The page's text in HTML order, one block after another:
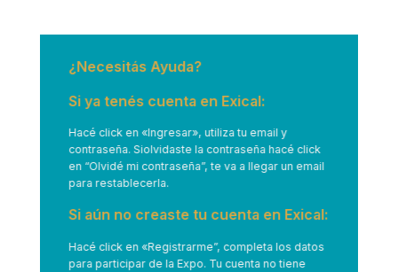
¿Necesitás Ayuda?
Si ya tenés cuenta en Exical:
Hacé click en «Ingresar», utiliza tu email y
contraseña. Siolvidaste la contraseña hacé click
en “Olvidé mi contraseña”, te va a llegar un email
para restablecerla.
Si aún no creaste tu cuenta en Exical:
Hacé click en «Registrarme”, completa los datos
para participar de la Expo. Tu cuenta no tiene